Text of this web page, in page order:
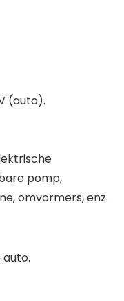
(auto).
pomp,
omvormers, enz.